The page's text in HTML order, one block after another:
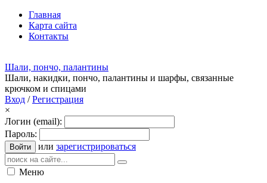
Главная
Карта сайта
Контакты
Шали, пончо, палантины
Шали, накидки, пончо, палантины и шарфы, связанные
крючком и спицами
Вход /Регистрация
×
Логин (email):
Пароль:
Войти или зарегистрироваться
Меню